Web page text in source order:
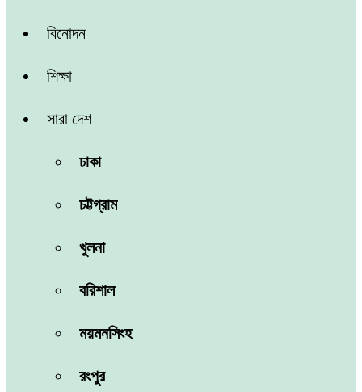
বিনোদন
শিক্ষা
সারা দেশ
ঢাকা
চট্টগ্রাম
খুলনা
বরিশাল
ময়মনসিংহ
রংপুর